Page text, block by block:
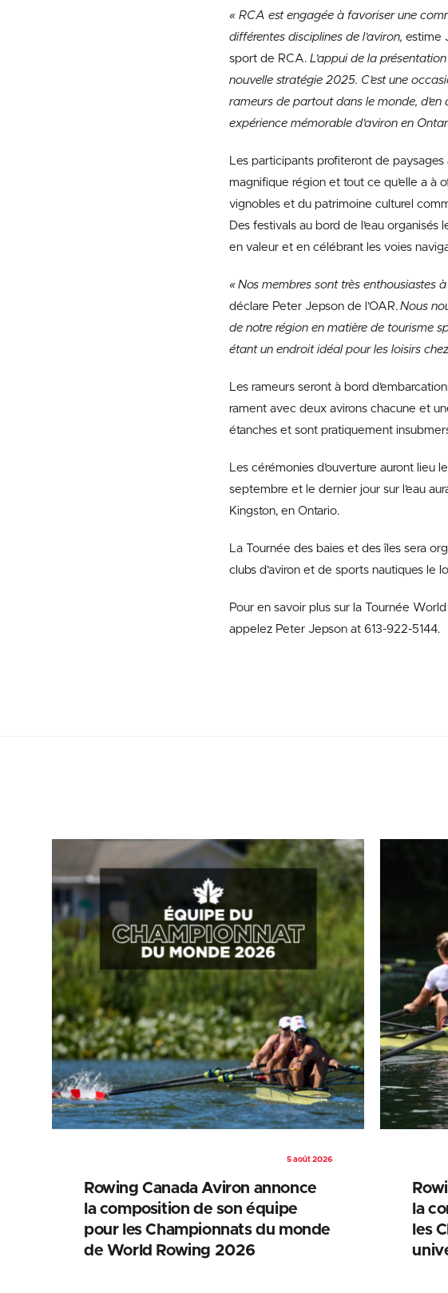
« RCA est engagée à favoriser une
différentes disciplines de l’aviron, estime
sport de RCA. L’appui de la
nouvelle stratégie 2025. C’est une
rameurs de partout dans le monde,
expérience mémorable d’aviron en
Les participants profiteront de
magnifique région et tout ce qu’elle a à
vignobles et du patrimoine culturel
Des festivals au bord de l’eau
en valeur et en célébrant les voies
« Nos membres sont très enthousiastes
déclare Peter Jepson de l’OAR. Nous
de notre région en matière de tourisme
étant un endroit idéal pour les loisirs
Les rameurs seront à bord
rament avec deux avirons chacune et
étanches et sont pratiquement
Les cérémonies d’ouverture auront lieu
septembre et le dernier jour sur l’eau
Kingston, en Ontario.
La Tournée des baies et des îles sera
clubs d’aviron et de sports nautiques le
Pour en savoir plus sur la Tournée
appelez Peter Jepson at 613-922-5144.
5 août 2026
Rowing Canada Aviron annonce
la composition de son équipe
pour les Championnats du monde
de World Rowing 2026
la
les